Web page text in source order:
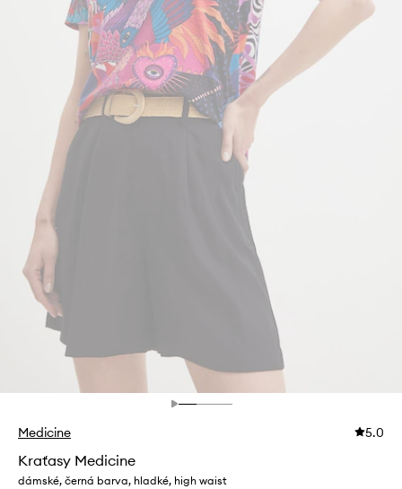
Medicine 5.0
Kraťasy Medicine
dámské, černá barva, hladké, high waist